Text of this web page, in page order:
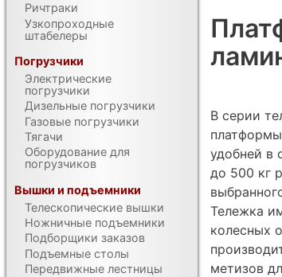
В серии
удобней в
до 500 кг
Тележка
колесных
метизов
Ричтраки
Узкопроходные
штабелеры
Погрузчики
Электрические
погрузчики
Дизельные погрузчики
Газовые погрузчики
Тягачи
Оборудование для
погрузчиков
Вышки и подъемники
Телескопические вышки
Ножничные подъемники
Подборщики заказов
Подъемные столы
Передвижные лестницы